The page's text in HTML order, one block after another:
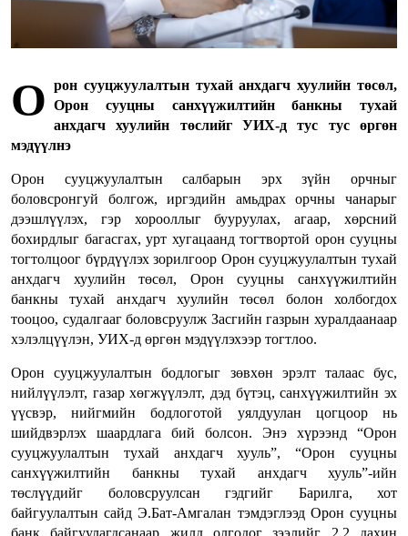
О рон сууцжуулалтын тухай анхдагч хуулийн төсөл,
Орон сууцны санхүүжилтийн банкны тухай
анхдагч хуулийн төслийг УИХ-д тус тус өргөн
мэдүүлнэ
Орон сууцжуулалтын салбарын эрх зүйн орчныг
боловсронгуй болгож, иргэдийн амьдрах орчны чанарыг
дээшлүүлэх, гэр хорооллыг бууруулах, агаар, хөрсний
бохирдлыг багасгах, урт хугацаанд тогтвортой орон сууцны
тогтолцоог бүрдүүлэх зорилгоор Орон сууцжуулалтын тухай
анхдагч хуулийн төсөл, Орон сууцны санхүүжилтийн
банкны тухай анхдагч хуулийн төсөл болон холбогдох
тооцоо, судалгааг боловсруулж Засгийн газрын хуралдаанаар
хэлэлцүүлэн, УИХ-д өргөн мэдүүлэхээр тогтлоо.
Орон сууцжуулалтын бодлогыг зөвхөн эрэлт талаас бус,
нийлүүлэлт, газар хөгжүүлэлт, дэд бүтэц, санхүүжилтийн эх
үүсвэр, нийгмийн бодлоготой уялдуулан цогцоор нь
шийдвэрлэх шаардлага бий болсон. Энэ хүрээнд “Орон
сууцжуулалтын тухай анхдагч хууль”, “Орон сууцны
санхүүжилтийн банкны тухай анхдагч хууль”-ийн
төслүүдийг боловсруулсан гэдгийг Барилга, хот
байгуулалтын сайд Э.Бат-Амгалан тэмдэглээд Орон сууцны